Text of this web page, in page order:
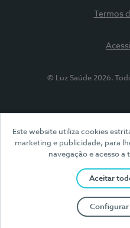
Este website utiliza cookies
marketing e publicidade, para
navegação e acesso a
Aceitar
Configurar
Termos
© Luz Saúde 2026.